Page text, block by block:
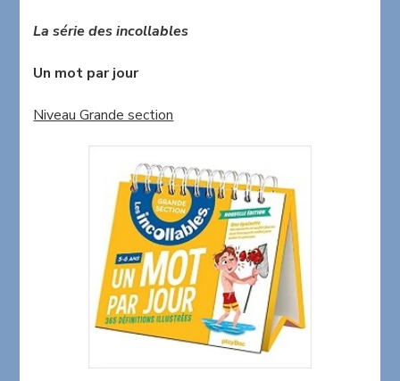
La série des incollables
Un mot par jour
Niveau Grande section